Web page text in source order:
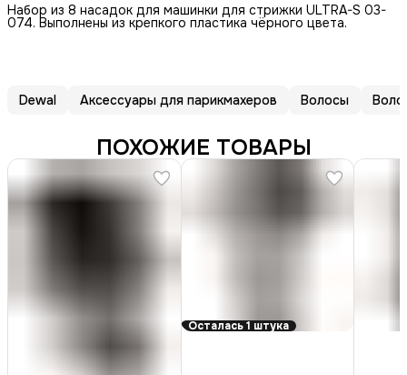
Набор из 8 насадок для машинки для стрижки ULTRA-S 03-
074. Выполнены из крепкого пластика чёрного цвета.
Dewal Аксессуары для парикмахеров Волосы
ПОХОЖИЕ ТОВАРЫ
Осталась 1 штука